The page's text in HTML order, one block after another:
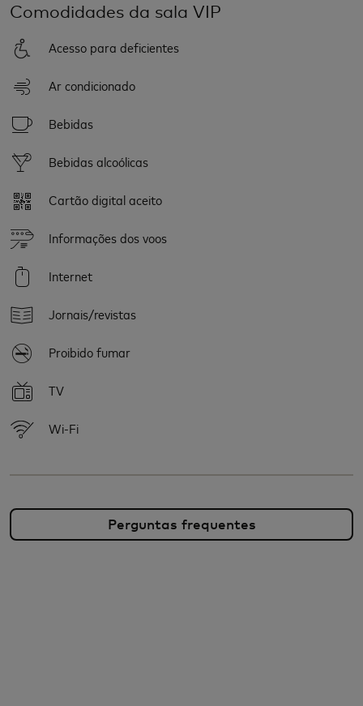
Comodidades da sala VIP
Acesso para deficientes
Ar condicionado
Bebidas
Bebidas alcoólicas
Cartão digital aceito
Informações dos voos
Internet
Jornais/revistas
Proibido fumar
TV
Wi-Fi
Perguntas frequentes